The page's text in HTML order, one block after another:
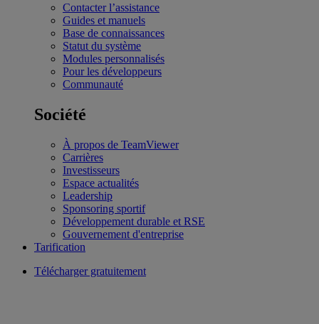
Contacter l’assistance
Guides et manuels
Base de connaissances
Statut du système
Modules personnalisés
Pour les développeurs
Communauté
Société
À propos de TeamViewer
Carrières
Investisseurs
Espace actualités
Leadership
Sponsoring sportif
Développement durable et RSE
Gouvernement d'entreprise
Tarification
Télécharger gratuitement